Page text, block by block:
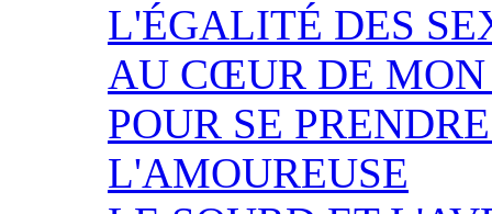
L'ÉGALITÉ DES
AU CŒUR DE
POUR SE
L'AMOUREUSE